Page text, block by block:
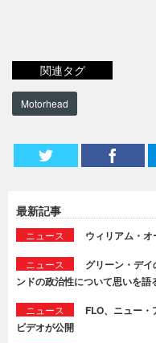
関連タグ
Motorhead
最新記事
ニュース ウィリアム・
ニュース
グリーン・デ
ンドの政治性について思いを語
ニュース
FLO、ニュー・
ビデオが公開